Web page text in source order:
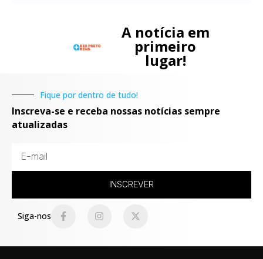
A notícia em
primeiro
lugar!
Fique por dentro de tudo!
Inscreva-se e receba nossas notícias sempre
atualizadas
INSCREVER
Siga-nos